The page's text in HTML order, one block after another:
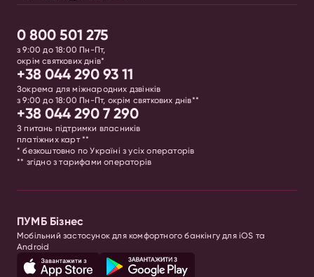
0 800 501 275
з 9:00 до 18:00 Пн-Пт,
окрім святкових днів*
+38 044 290 93 11
Зокрема для міжнародних дзвінків
з 9:00 до 18:00 Пн-Пт, окрім святкових днів**
+38 044 290 7 290
З питань підтримки власників
платіжних карт **
* безкоштовно по Україні з усіх операторів
** згідно з тарифами операторів
ПУМБ Бізнес
Мобільний застосунок для комфортного банкінгу для iOS та
Android